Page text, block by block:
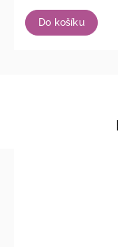
Do košíku